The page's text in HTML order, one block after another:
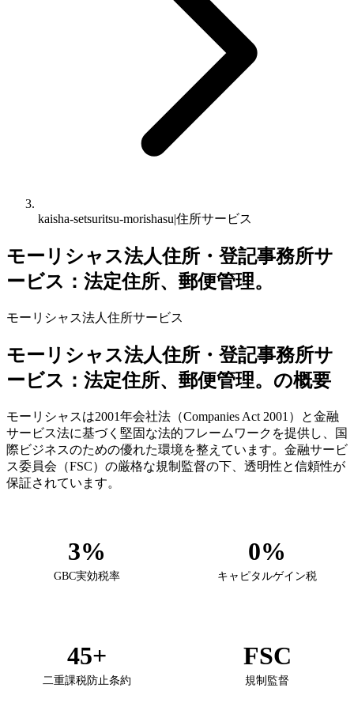
kaisha-setsuritsu-morishasu|住所サービス
モーリシャス法人住所・登記事務所サ
ービス：法定住所、郵便管理。
モーリシャス法人住所サービス
モーリシャス法人住所・登記事務所サ
ービス：法定住所、郵便管理。の概要
モーリシャスは2001年会社法（Companies Act 2001）と金融
サービス法に基づく堅固な法的フレームワークを提供し、国
際ビジネスのための優れた環境を整えています。金融サービ
ス委員会（FSC）の厳格な規制監督の下、透明性と信頼性が
保証されています。
3%
GBC実効税率
0%
キャピタルゲイン税
45+
二重課税防止条約
FSC
規制監督